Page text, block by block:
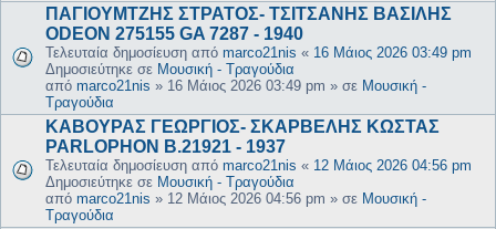
ΠΑΓΙΟΥΜΤΖΗΣ ΣΤΡΑΤΟΣ- ΤΣΙΤΣΑΝΗΣ ΒΑΣΙΛΗΣ
ODEON 275155 GA 7287 - 1940
Τελευταία δημοσίευση από marco21nis « 16 Μάιος 2026 03:49 pm
Δημοσιεύτηκε σε Μουσική - Τραγούδια
από marco21nis » 16 Μάιος 2026 03:49 pm » σε Μουσική -
Τραγούδια
ΚΑΒΟΥΡΑΣ ΓΕΩΡΓΙΟΣ- ΣΚΑΡΒΕΛΗΣ ΚΩΣΤΑΣ
PARLOPHON B.21921 - 1937
Τελευταία δημοσίευση από marco21nis « 12 Μάιος 2026 04:56 pm
Δημοσιεύτηκε σε Μουσική - Τραγούδια
από marco21nis » 12 Μάιος 2026 04:56 pm » σε Μουσική -
Τραγούδια